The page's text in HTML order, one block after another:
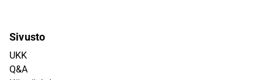
Sivusto
UKK
Q&A